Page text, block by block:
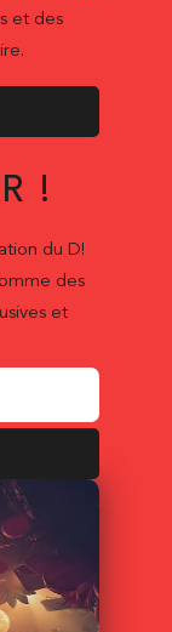
et des
!
du D!
des
et